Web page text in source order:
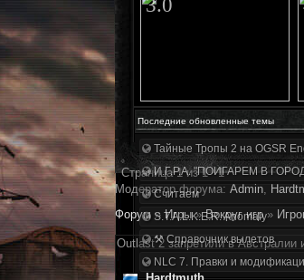
3.0
Последние обновленные темы
Тайные Тропы 2 на OGSR
И.Г.Р.А. "ПОИГАРЕМ В
Считаем
S.T.A.L.K.E.R. Anomaly
⚒ Справочник вылетов
NLC 7. Правки и
Страница1из1
1
Модератор форума: Аdmin,
Форум » Игры » Вокруг игр »
Outlast 2 запретили в Австралии